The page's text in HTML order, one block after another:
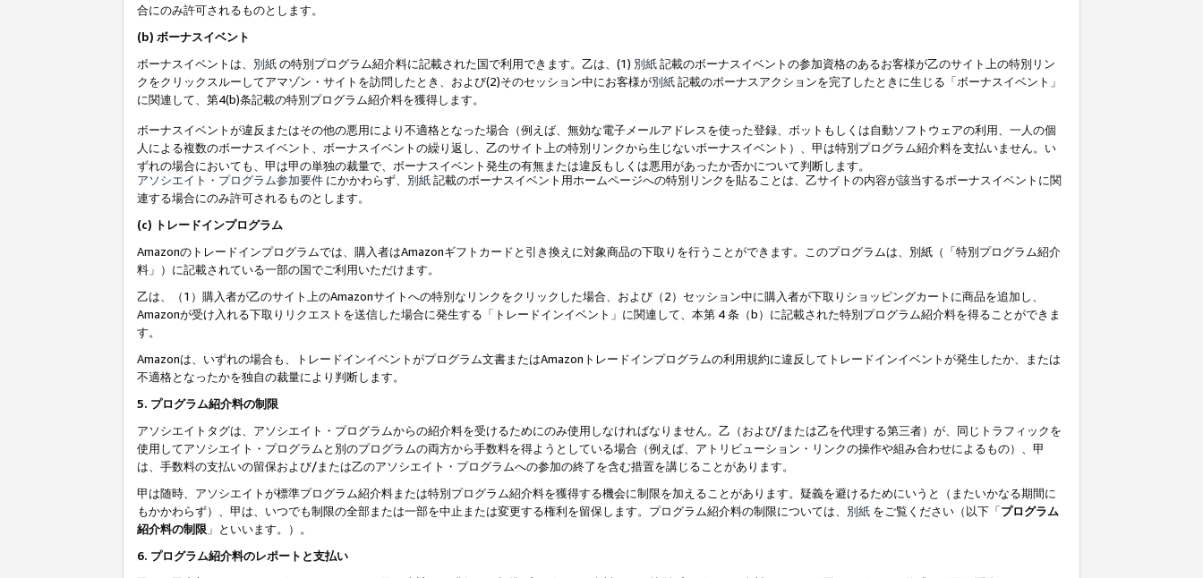
合にのみ許可されるものとします。
(b) ボーナスイベント
ボーナスイベントは、 別紙の特別プログラム紹介料に記載された国で利用できます。乙は、(1) 別紙記載のボーナスイベントの参加資格のあるお客様が乙のサイト上の特別リン
クをクリックスルーしてアマゾン・サイトを訪問したとき、および(2)そのセッション中にお客様が別紙記載のボーナスアクションを完了したときに生じる「ボーナスイベント」
に関連して、第4(b)条記載の特別プログラム紹介料を獲得します。
ボーナスイベントが違反またはその他の悪用により不適格となった場合（例えば、無効な電子メールアドレスを使った登録、ボットもしくは自動ソフトウェアの利用、一人の個
人による複数のボーナスイベント、ボーナスイベントの繰り返し、乙のサイト上の特別リンクから生じないボーナスイベント）、甲は特別プログラム紹介料を支払いません。い
ずれの場合においても、甲は甲の単独の裁量で、ボーナスイベント発生の有無または違反もしくは悪用があったか否かについて判断します。
アソシエイト・プログラム参加要件 にかかわらず、 別紙記載のボーナスイベント用ホームページへの特別リンクを貼ることは、乙サイトの内容が該当するボーナスイベントに関
連する場合にのみ許可されるものとします。
(c) トレードインプログラム
Amazonのトレードインプログラムでは、購入者はAmazonギフトカードと引き換えに対象商品の下取りを行うことができます。このプログラムは、別紙（「特別プログラム紹介
料」）に記載されている一部の国でご利用いただけます。
乙は、（1）購入者が乙のサイト上のAmazonサイトへの特別なリンクをクリックした場合、および（2）セッション中に購入者が下取りショッピングカートに商品を追加し、
Amazonが受け入れる下取りリクエストを送信した場合に発生する「トレードインイベント」に関連して、本第 4 条（b）に記載された特別プログラム紹介料を得ることができま
す。
Amazonは、いずれの場合も、トレードインイベントがプログラム文書またはAmazonトレードインプログラムの利用規約に違反してトレードインイベントが発生したか、または
不適格となったかを独自の裁量により判断します。
5. プログラム紹介料の制限
アソシエイトタグは、アソシエイト・プログラムからの紹介料を受けるためにのみ使用しなければなりません。乙（および/または乙を代理する第三者）が、同じトラフィックを
使用してアソシエイト・プログラムと別のプログラムの両方から手数料を得ようとしている場合（例えば、アトリビューション・リンクの操作や組み合わせによるもの）、甲
は、手数料の支払いの留保および/または乙のアソシエイト・プログラムへの参加の終了を含む措置を講じることがあります。
甲は随時、アソシエイトが標準プログラム紹介料または特別プログラム紹介料を獲得する機会に制限を加えることがあります。疑義を避けるためにいうと（またいかなる期間に
もかかわらず）、甲は、いつでも制限の全部または一部を中止または変更する権利を留保します。プログラム紹介料の制限については、 別紙 をご覧ください（以下「プログラム
紹介料の制限 」といいます。）。
6. プログラム紹介料のレポートと支払い